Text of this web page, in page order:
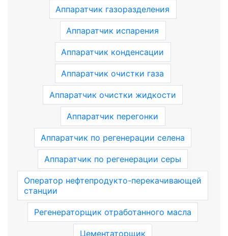
Аппаратчик газоразделения
Аппаратчик испарения
Аппаратчик конденсации
Аппаратчик очистки газа
Аппаратчик очистки жидкости
Аппаратчик перегонки
Аппаратчик по регенерации селена
Аппаратчик по регенерации серы
Оператор нефтепродукто-перекачивающей
станции
Регенераторщик отработанного масла
Цементаторщик